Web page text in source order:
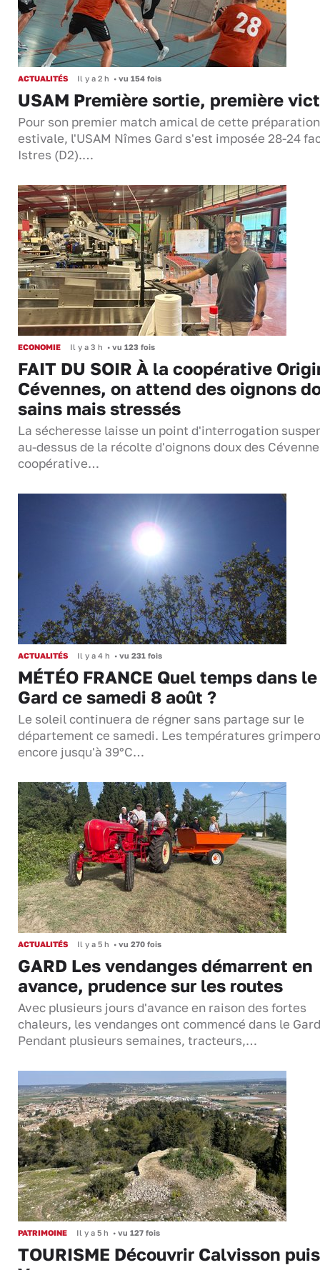
ACTUALITÉS Il y a 2 h • vu 154 fois
USAM Première sortie, première
Pour son premier match amical de cette préparation
estivale, l'USAM Nîmes Gard s'est imposée 28-24
Istres (D2).…
ECONOMIE Il y a 3 h • vu 123 fois
FAIT DU SOIR À la coopérative
Cévennes, on attend des oignons
sains mais stressés
La sécheresse laisse un point d'interrogation
au-dessus de la récolte d'oignons doux des
coopérative…
ACTUALITÉS Il y a 4 h • vu 231 fois
MÉTÉO FRANCE Quel temps dans le
Gard ce samedi 8 août ?
Le soleil continuera de régner sans partage sur le
département ce samedi. Les températures
encore jusqu'à 39°C…
ACTUALITÉS Il y a 5 h • vu 270 fois
GARD Les vendanges démarrent en
avance, prudence sur les routes
Avec plusieurs jours d'avance en raison des fortes
chaleurs, les vendanges ont commencé dans le
Pendant plusieurs semaines, tracteurs,…
PATRIMOINE Il y a 5 h • vu 127 fois
TOURISME Découvrir Calvisson